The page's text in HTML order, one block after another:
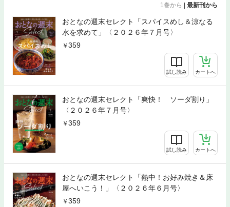
1巻から 最新刊から
おとなの週末セレクト「スパイスめし＆涼なる
水を求めて」〈２０２６年７月号〉
359
試し読み カートへ
おとなの週末セレクト「爽快！ ソーダ割り」
〈２０２６年７月号〉
359
試し読み カートへ
おとなの週末セレクト「熱中！お好み焼き＆床
屋へいこう！」〈２０２６年６月号〉
359